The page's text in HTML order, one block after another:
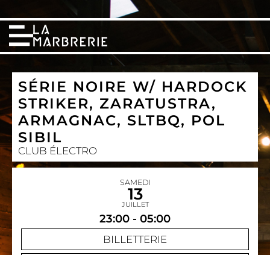
SÉRIE NOIRE W/ HARDOCK
STRIKER, ZARATUSTRA,
ARMAGNAC, SLTBQ, POL
SIBIL
CLUB ÉLECTRO
SAMEDI
13
JUILLET
23:00 - 05:00
BILLETTERIE